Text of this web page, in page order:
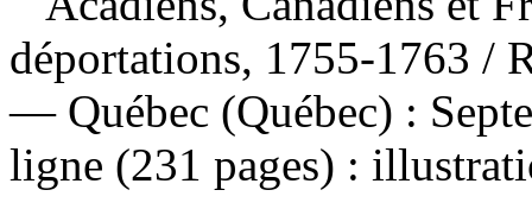
déportations, 1755-1763 /
— Québec (Québec) :
ligne (231 pages) :